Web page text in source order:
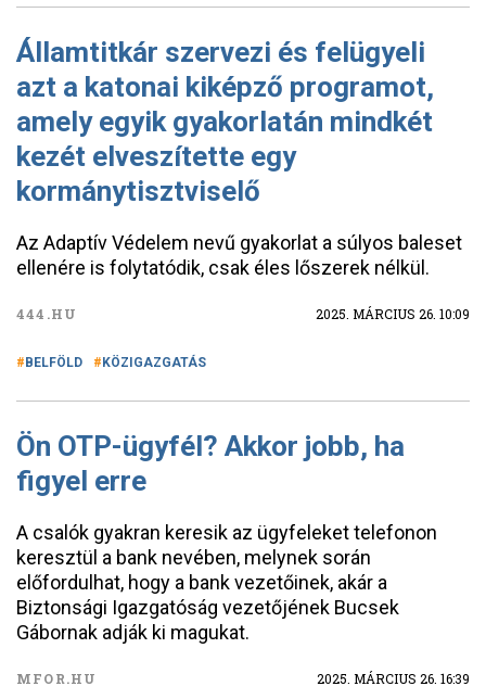
Államtitkár szervezi és felügyeli
azt a katonai kiképző programot,
amely egyik gyakorlatán mindkét
kezét elveszítette egy
kormánytisztviselő
Az Adaptív Védelem nevű gyakorlat a súlyos baleset
ellenére is folytatódik, csak éles lőszerek nélkül.
444.HU 2025. MÁRCIUS 26. 10:09
BELFÖLD KÖZIGAZGATÁS
Ön OTP-ügyfél? Akkor jobb, ha
figyel erre
A csalók gyakran keresik az ügyfeleket telefonon
keresztül a bank nevében, melynek során
előfordulhat, hogy a bank vezetőinek, akár a
Biztonsági Igazgatóság vezetőjének Bucsek
Gábornak adják ki magukat.
MFOR.HU 2025. MÁRCIUS 26. 16:39